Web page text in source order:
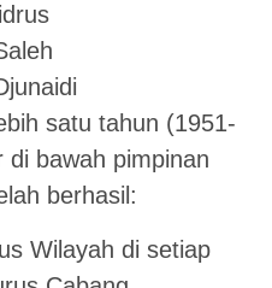
satu tahun (1951-
di bawah pimpinan
berhasil:
Wilayah di setiap